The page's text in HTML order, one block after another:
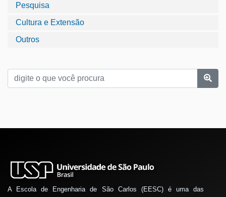
Pesquisa
Cultura e Extensão
Outros
A Escola de Engenharia de São Carlos (EESC) é uma das